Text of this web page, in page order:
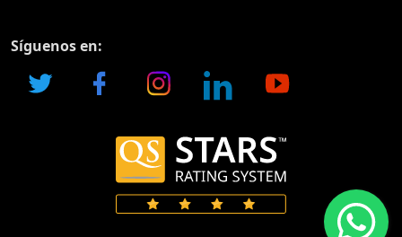
Síguenos en: